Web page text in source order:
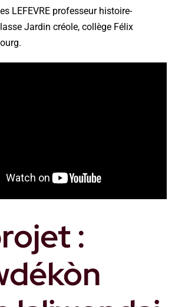
LEFEVRE professeur histoire-
Jardin créole, collège Félix
: